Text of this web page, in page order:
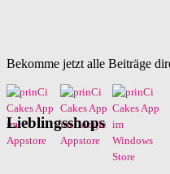
Bekomme jetzt alle Beiträge
Lieblingsshops